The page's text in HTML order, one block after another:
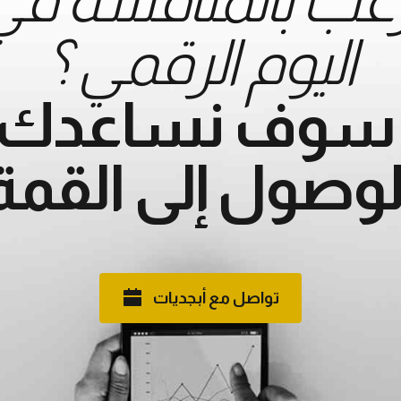
اليوم الرقمي ؟
سوف
إلى
تواصل مع أبجديات